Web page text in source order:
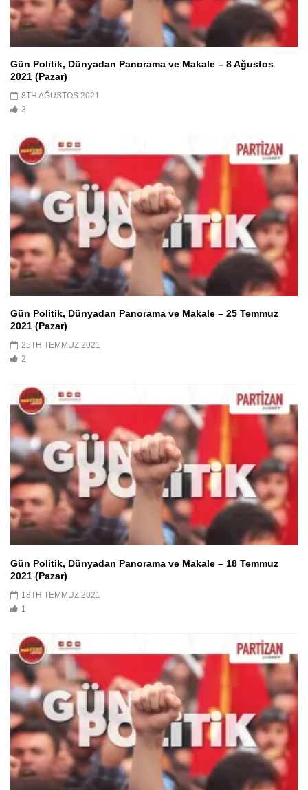
Gün Politik, Dünyadan Panorama ve Makale – 8 Ağustos
2021 (Pazar)
8TH AĞUSTOS 2021
3
Gün Politik, Dünyadan Panorama ve Makale – 25 Temmuz
2021 (Pazar)
25TH TEMMUZ 2021
2
Gün Politik, Dünyadan Panorama ve Makale – 18 Temmuz
2021 (Pazar)
18TH TEMMUZ 2021
1